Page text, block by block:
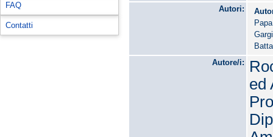
FAQ
Contatti
Autori:
Autore/i:
ed